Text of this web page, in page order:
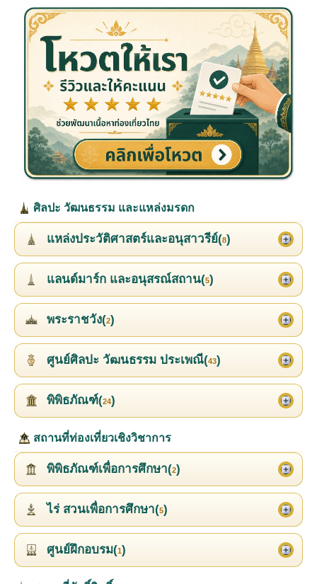
ศิลปะ วัฒนธรรม และแหล่งมรดก
แหล่งประวัติศาสตร์และอนุสาวรีย์(8)
แลนด์มาร์ก และอนุสรณ์สถาน(5)
พระราชวัง(2)
ศูนย์ศิลปะ วัฒนธรรม ประเพณี(43)
พิพิธภัณฑ์(24)
สถานที่ท่องเที่ยวเชิงวิชาการ
พิพิธภัณฑ์เพื่อการศึกษา(2)
ไร่ สวนเพื่อการศึกษา(5)
ศูนย์ฝึกอบรม(1)